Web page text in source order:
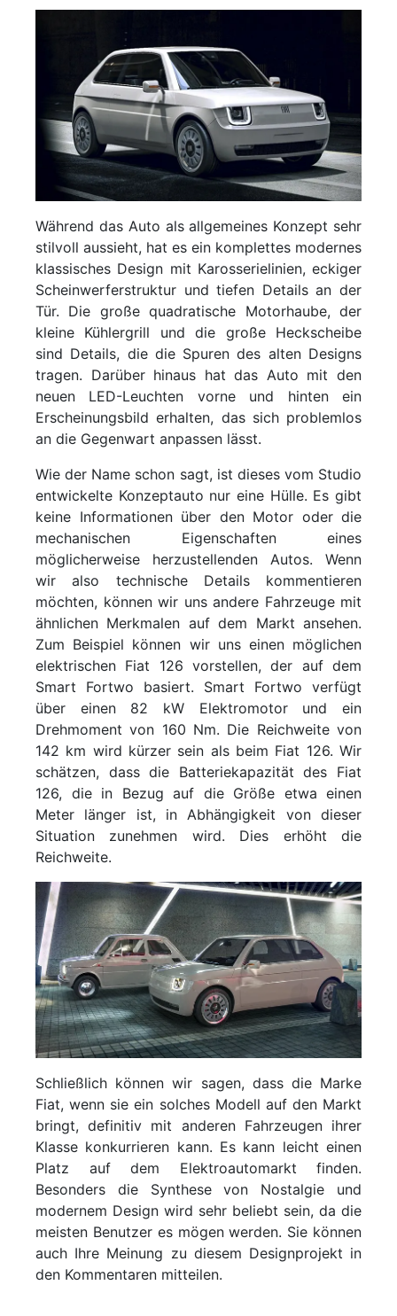
Während das Auto als allgemeines Konzept sehr
stilvoll aussieht, hat es ein komplettes modernes
klassisches Design mit Karosserielinien, eckiger
Scheinwerferstruktur und tiefen Details an der
Tür. Die große quadratische Motorhaube, der
kleine Kühlergrill und die große Heckscheibe
sind Details, die die Spuren des alten Designs
tragen. Darüber hinaus hat das Auto mit den
neuen LED-Leuchten vorne und hinten ein
Erscheinungsbild erhalten, das sich problemlos
an die Gegenwart anpassen lässt.
Wie der Name schon sagt, ist dieses vom Studio
entwickelte Konzeptauto nur eine Hülle. Es gibt
keine Informationen über den Motor oder die
mechanischen Eigenschaften eines
möglicherweise herzustellenden Autos. Wenn
wir also technische Details kommentieren
möchten, können wir uns andere Fahrzeuge mit
ähnlichen Merkmalen auf dem Markt ansehen.
Zum Beispiel können wir uns einen möglichen
elektrischen Fiat 126 vorstellen, der auf dem
Smart Fortwo basiert. Smart Fortwo verfügt
über einen 82 kW Elektromotor und ein
Drehmoment von 160 Nm. Die Reichweite von
142 km wird kürzer sein als beim Fiat 126. Wir
schätzen, dass die Batteriekapazität des Fiat
126, die in Bezug auf die Größe etwa einen
Meter länger ist, in Abhängigkeit von dieser
Situation zunehmen wird. Dies erhöht die
Reichweite.
Schließlich können wir sagen, dass die Marke
Fiat, wenn sie ein solches Modell auf den Markt
bringt, definitiv mit anderen Fahrzeugen ihrer
Klasse konkurrieren kann. Es kann leicht einen
Platz auf dem Elektroautomarkt finden.
Besonders die Synthese von Nostalgie und
modernem Design wird sehr beliebt sein, da die
meisten Benutzer es mögen werden. Sie können
auch Ihre Meinung zu diesem Designprojekt in
den Kommentaren mitteilen.